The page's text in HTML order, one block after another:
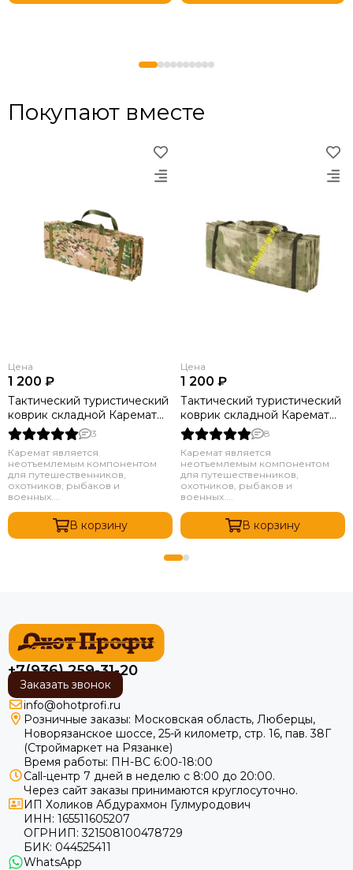
Покупают вместе
Цена
1 200 ₽
Тактический туристический
коврик складной Каремат
Мультикам
3
Каремат является
неотъемлемым компонентом
для путешественников,
охотников, рыбаков и
военных....
В корзину
Цена
1 200 ₽
Тактический туристический
коврик складной Каремат
Мох
8
Каремат является
неотъемлемым компонентом
для путешественников,
охотников, рыбаков и
военных....
В корзину
+7(936) 259-31-20
Заказать звонок
info@ohotprofi.ru
Розничные заказы: Московская область, Люберцы,
Новорязанское шоссе, 25-й километр, стр. 16, пав. 38Г
(Строймаркет на Рязанке)
Время работы: ПН-ВС 6:00-18:00
Call-центр 7 дней в неделю с 8:00 до 20:00.
Через сайт заказы принимаются круглосуточно.
ИП Холиков Абдурахмон Гулмуродович
ИНН: 165511605207
ОГРНИП: 321508100478729
БИК: 044525411
WhatsApp